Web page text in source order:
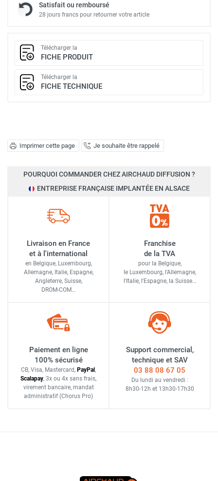
Imprimer cette page Je souhaite être rappelé
Satisfait ou remboursé
28 jours francs pour retourner votre article
Télécharger la
FICHE PRODUIT
Télécharger la
FICHE TECHNIQUE
POURQUOI COMMANDER CHEZ AIRCHAUD DIFFUSION ?
ENTREPRISE FRANÇAISE IMPLANTÉE EN ALSACE
Livraison en France
et à l'international
en Belgique, Luxembourg,
Allemagne, Italie, Espagne,
Angleterre, Suisse,
DROM-COM…
Franchise
de la TVA
pour la Belgique,
le Luxembourg, l'Allemagne,
l'Italie, l'Espagne, la Suisse…
Paiement en ligne
100% sécurisé
CB, Visa, Mastercard, PayPal ,
Scalapay, 3x ou 4x sans frais,
virement bancaire, mandat
administratif (Chorus Pro)
Support commercial,
technique et SAV
03 88 08 67 05
Du lundi au vendredi :
8h30-12h et 13h30-17h30